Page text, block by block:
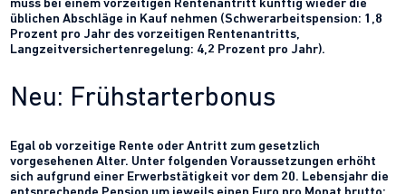
muss bei einem vorzeitigen Rentenantritt künftig wieder die
üblichen Abschläge in Kauf nehmen (Schwerarbeitspension: 1,8
Prozent pro Jahr des vorzeitigen Rentenantritts,
Langzeitversichertenregelung: 4,2 Prozent pro Jahr).
Neu: Frühstarterbonus
Egal ob vorzeitige Rente oder Antritt zum gesetzlich
vorgesehenen Alter. Unter folgenden Voraussetzungen erhöht
sich aufgrund einer Erwerbstätigkeit vor dem 20. Lebensjahr die